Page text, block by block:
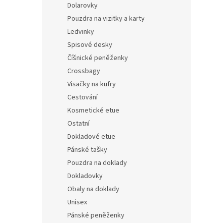
Dolarovky
Pouzdra na vizitky a karty
Ledvinky
Spisové desky
Číšnické peněženky
Crossbagy
Visačky na kufry
Cestování
Kosmetické etue
Ostatní
Dokladové etue
Pánské tašky
Pouzdra na doklady
Dokladovky
Obaly na doklady
Unisex
Pánské peněženky